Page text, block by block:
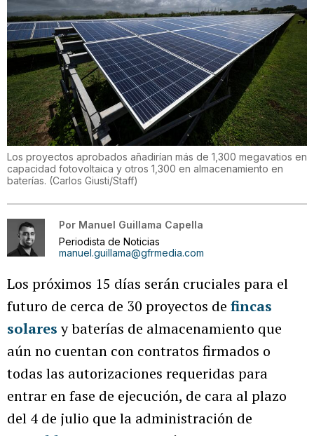
Los proyectos aprobados añadirían más de 1,300 megavatios en
capacidad fotovoltaica y otros 1,300 en almacenamiento en
baterías. (Carlos Giusti/Staff)
Por Manuel Guillama Capella
Periodista de Noticias
manuel.guillama@gfrmedia.com
Los próximos 15 días serán cruciales para el
futuro de cerca de 30 proyectos de fincas
solaresy baterías de almacenamiento que
aún no cuentan con contratos firmados o
todas las autorizaciones requeridas para
entrar en fase de ejecución, de cara al plazo
del 4 de julio que la administración de